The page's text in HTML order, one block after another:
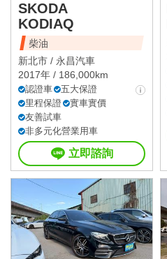
SKODA
KODIAQ
柴油
新北市 / 永昌汽車
2017年 / 186,000km
認證車
五大保證
里程保證
實車實價
友善試車
非多元化營業用車
立即諮詢